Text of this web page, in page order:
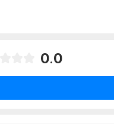
0.0